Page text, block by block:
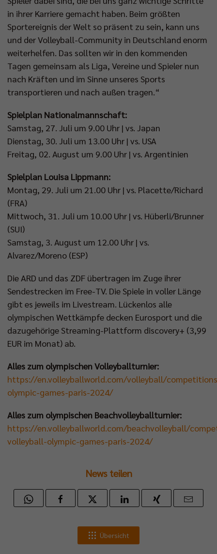
in ihrer Karriere gemacht haben. Beim größten
Sportereignis der Welt so präsent zu sein, kann uns
und der Volleyball-Community in Deutschland enorm
weiterhelfen. Das sollten wir in den kommenden
Tagen gemeinsam als Liga, Vereine und Spieler nun
nach Kräften und im Sinne unseres Sports
transportieren und nach außen tragen.“
Spielplan Nationalmannschaft:
Samstag, 27. Juli um 9.00 Uhr | vs. Japan
Dienstag, 30. Juli um 13.00 Uhr | vs. USA
Freitag, 02. August um 9.00 Uhr | vs. Argentinien
Spielplan Louisa Lippmann:
Montag, 29. Juli um 21.00 Uhr | vs. Placette/Richard
(FRA)
Mittwoch, 31. Juli um 10.00 Uhr | vs. Hüberli/Brunner
(SUI)
Samstag, 3. August um 12.00 Uhr | vs.
Alvarez/Moreno (ESP)
Die ARD und das ZDF übertragen im Zuge ihrer
Sendestrecken im Free-TV. Die Spiele in voller Länge
gibt es jeweils im Livestream. Lückenlos alle
olympischen Wettkämpfe decken Eurosport und die
dazugehörige Streaming-Plattform discovery+ (3,99
EUR im Monat) ab.
Alles zum olympischen Volleyballturnier:
https://en.volleyballworld.com/volleyball/
olympic-games-paris-2024/
Alles zum olympischen Beachvolleyballturnier:
https://en.volleyballworld.com/beachvolleyball/
volleyball-olympic-games-paris-2024/
News teilen
Übersicht